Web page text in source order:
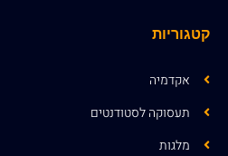
קטגוריות
אקדמיה
תעסוקה לסטודנטים
מלגות